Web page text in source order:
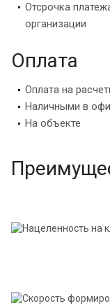
Отсрочка
организации
Оплата
Оплата на
Наличными в
На объекте